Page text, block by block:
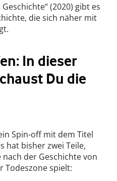
(2020) gibt es
die sich näher mit
In dieser
Du die
Spin-off mit dem Titel
hat bisher zwei Teile,
der Geschichte von
Todeszone spielt: